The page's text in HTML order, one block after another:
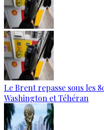
Le Brent repasse sous les
Washington et Téhéran